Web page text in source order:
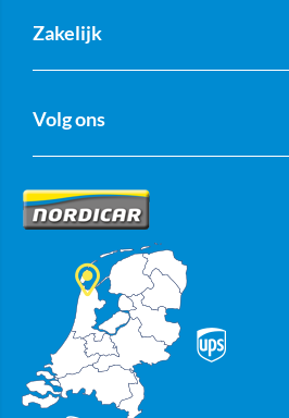
Zakelijk
Volg ons